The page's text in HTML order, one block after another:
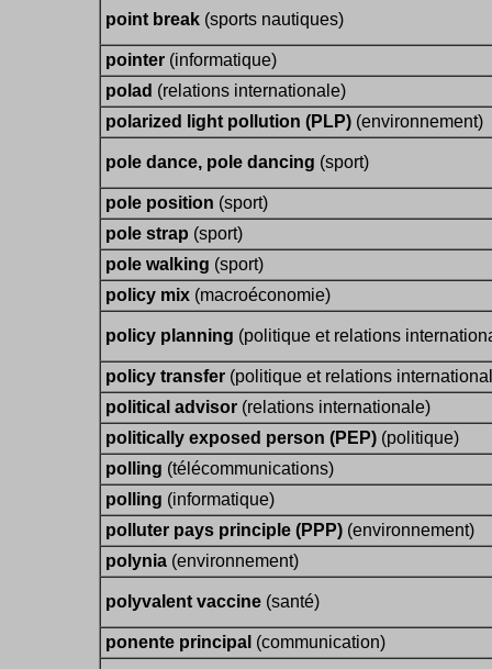
point break (sports nautiques)
pointer (informatique)
polad (relations internationale)
polarized light pollution (PLP) (environnement)
pole dance, pole dancing (sport)
pole position (sport)
pole strap (sport)
pole walking (sport)
policy mix (macroéconomie)
policy planning (politique et relations
policy transfer (politique et relations
political advisor (relations internationale)
politically exposed person (PEP) (politique)
polling (télécommunications)
polling (informatique)
polluter pays principle (PPP) (environnement)
polynia (environnement)
polyvalent vaccine (santé)
ponente principal (communication)